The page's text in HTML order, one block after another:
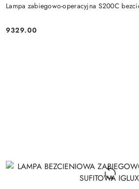
Lampa zabiegowo-operacyjna S200C
Cena:
9329.00